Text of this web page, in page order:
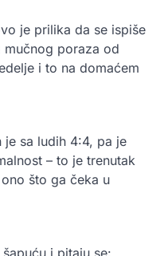
je prilika da se ispiše
poraza od
i to na domaćem
je sa ludih 4:4, pa je
– to je trenutak
što ga čeka u
i pitaju se: